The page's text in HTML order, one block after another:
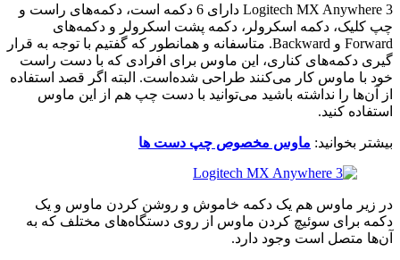
Logitech MX Anywhere 3 دارای 6 دکمه است، دکمه‌های راست و
چپ کلیک، دکمه اسکرولر، دکمه پشت اسکرولر و دکمه‌های
Forward و Backward. متاسفانه و همانطور که گفتیم با توجه به قرار
گیری دکمه‌های کناری، این ماوس برای افرادی که با دست راست
خود با ماوس کار می‌کنند طراحی شده‌است. البته اگر قصد استفاده
از آن‌ها را نداشته باشید می‌توانید با دست چپ هم از این ماوس
استفاده کنید.
بیشتر بخوانید: ماوس مخصوص چپ دست ها
در زیر ماوس هم یک دکمه خاموش و روشن کردن ماوس و یک
دکمه برای سوئیچ کردن ماوس از روی دستگاه‌های مختلف که به
آن‌ها متصل است وجود دارد.